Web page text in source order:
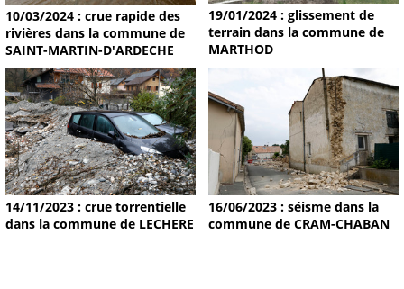
10/03/2024 : crue rapide des
rivières dans la commune de
SAINT-MARTIN-D'ARDECHE
19/01/2024 : glissement de
terrain dans la commune de
MARTHOD
14/11/2023 : crue torrentielle
dans la commune de LECHERE
16/06/2023 : séisme dans la
commune de CRAM-CHABAN